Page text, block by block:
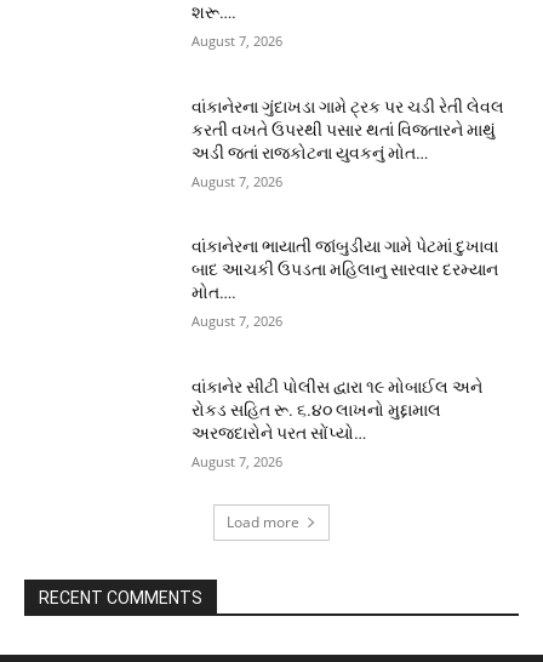
શરૂ….
August 7, 2026
વાંકાનેરના ગુંદાખડા ગામે ટ્રક પર ચડી રેતી લેવલ
કરતી વખતે ઉપરથી પસાર થતાં વિજતારને માથું
અડી જતાં રાજકોટના યુવકનું મોત…
August 7, 2026
વાંકાનેરના ભાયાતી જાંબુડીયા ગામે પેટમાં દુખાવા
બાદ આચકી ઉપડતા મહિલાનુ સારવાર દરમ્યાન
મોત….
August 7, 2026
વાંકાનેર સીટી પોલીસ દ્વારા ૧૯ મોબાઈલ અને
રોકડ સહિત રૂ. ૬.૪૦ લાખનો મુદ્દામાલ
અરજદારોને પરત સોંપ્યો…
August 7, 2026
Load more
RECENT COMMENTS